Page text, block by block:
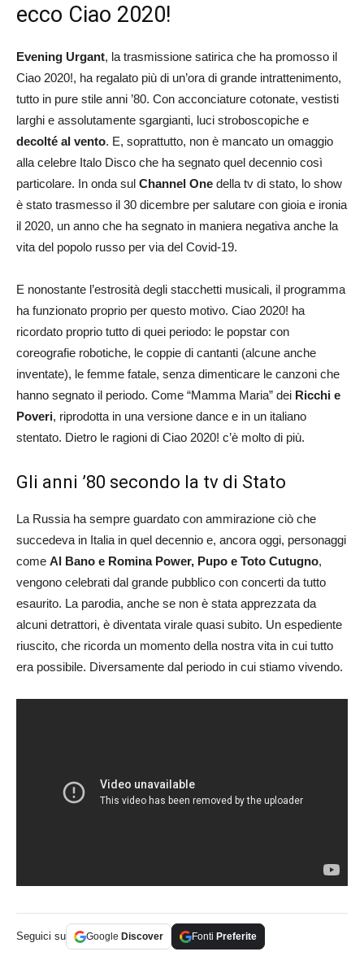
ecco Ciao 2020!
Evening Urgant, la trasmissione satirica che ha promosso il
Ciao 2020!, ha regalato più di un’ora di grande intrattenimento,
tutto in pure stile anni ’80. Con acconciature cotonate, vestisti
larghi e assolutamente sgargianti, luci stroboscopiche e
decolté al vento. E, soprattutto, non è mancato un omaggio
alla celebre Italo Disco che ha segnato quel decennio così
particolare. In onda sul Channel One della tv di stato, lo show
è stato trasmesso il 30 dicembre per salutare con gioia e ironia
il 2020, un anno che ha segnato in maniera negativa anche la
vita del popolo russo per via del Covid-19.
E nonostante l’estrosità degli stacchetti musicali, il programma
ha funzionato proprio per questo motivo. Ciao 2020! ha
ricordato proprio tutto di quei periodo: le popstar con
coreografie robotiche, le coppie di cantanti (alcune anche
inventate), le femme fatale, senza dimenticare le canzoni che
hanno segnato il periodo. Come “Mamma Maria” dei Ricchi e
Poveri, riprodotta in una versione dance e in un italiano
stentato. Dietro le ragioni di Ciao 2020! c’è molto di più.
Gli anni ’80 secondo la tv di Stato
La Russia ha sempre guardato con ammirazione ciò che
succedeva in Italia in quel decennio e, ancora oggi, personaggi
come Al Bano e Romina Power, Pupo e Toto Cutugno,
vengono celebrati dal grande pubblico con concerti da tutto
esaurito. La parodia, anche se non è stata apprezzata da
alcuni detrattori, è diventata virale quasi subito. Un espediente
riuscito, che ricorda un momento della nostra vita in cui tutto
era possibile. Diversamente dal periodo in cui stiamo vivendo.
Seguici su Google Discover Fonti Preferite